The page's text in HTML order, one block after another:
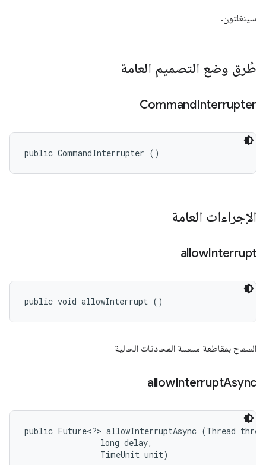
سينغلتون.
طُرق وضع التصميم العامة
CommandInterrupter
public CommandInterrupter ()
الإجراءات العامة
allowInterrupt
public void allowInterrupt ()
السماح بمقاطعة سلسلة المحادثات الحالية
allowInterruptAsync
public Future<?> allowInterruptAsync (Thread
                long delay,
                TimeUnit unit)